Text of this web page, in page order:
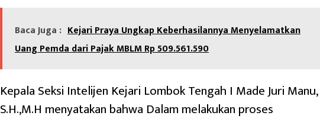
Baca Juga : Kejari Praya Ungkap Keberhasilannya Menyelamatkan
Uang Pemda dari Pajak MBLM Rp 509.561.590
Kepala Seksi Intelijen Kejari Lombok Tengah I Made Juri Manu,
S.H.,M.H menyatakan bahwa Dalam melakukan proses